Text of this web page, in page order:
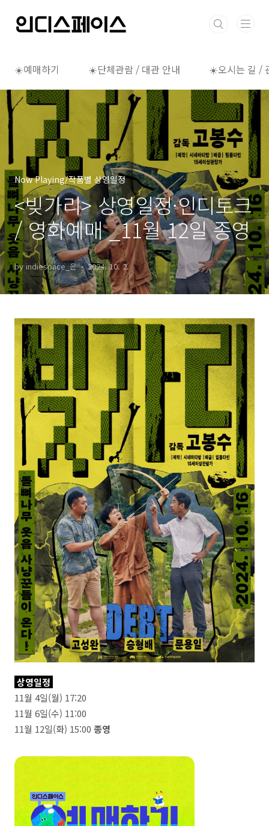
☀️예매하기 ☀️단체관람 / 대관 안내 ☀️오시는 길 /
Now Playing/작품별 상영일정
<빚가리> 상영일정·인디토크
/ 영화예매 _11월 12일 종영
by indiespace_은 2024. 10. 2.
상영일정
11월 4일(월) 17:20
11월 6일(수) 11:00
11월 12일(화) 15:00 종영